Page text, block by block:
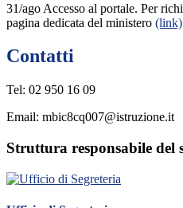
31/ago Accesso al portale. Per
pagina dedicata del ministero (link)
Contatti
Tel: 02 950 16 09
Email: mbic8cq007@istruzione.it
Struttura responsabile del